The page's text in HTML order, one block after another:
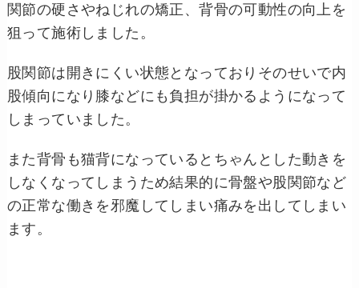
関節の硬さやねじれの矯正、背骨の可動性の向上を
狙って施術しました。
股関節は開きにくい状態となっておりそのせいで内
股傾向になり膝などにも負担が掛かるようになって
しまっていました。
また背骨も猫背になっているとちゃんとした動きを
しなくなってしまうため結果的に骨盤や股関節など
の正常な働きを邪魔してしまい痛みを出してしまい
ます。